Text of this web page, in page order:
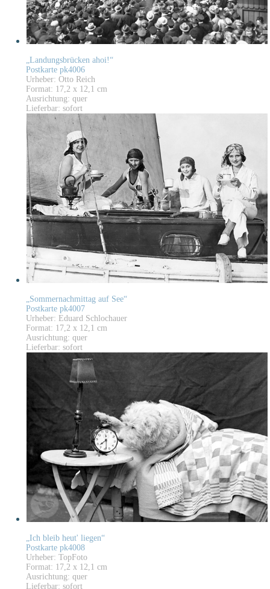
„Landungsbrücken ahoi!“
Postkarte pk4006
Urheber: Otto Reich
Format: 17,2 x 12,1 cm
Ausrichtung: quer
Lieferbar: sofort
„Sommernachmittag auf See“
Postkarte pk4007
Urheber: Eduard Schlochauer
Format: 17,2 x 12,1 cm
Ausrichtung: quer
Lieferbar: sofort
„Ich bleib heut' liegen“
Postkarte pk4008
Urheber: TopFoto
Format: 17,2 x 12,1 cm
Ausrichtung: quer
Lieferbar: sofort